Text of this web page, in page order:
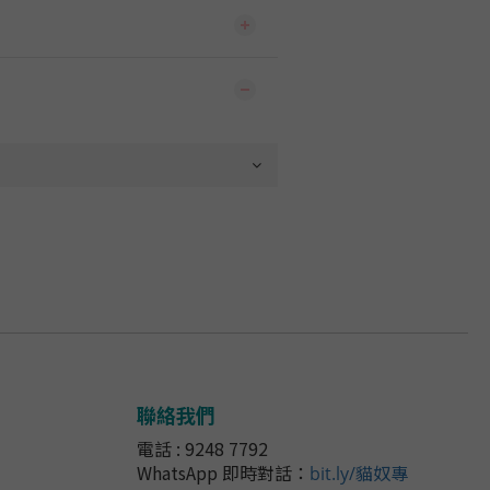
聯絡我們
電話 : 9248 7792
WhatsApp 即時對話 ： bit.ly/貓奴專